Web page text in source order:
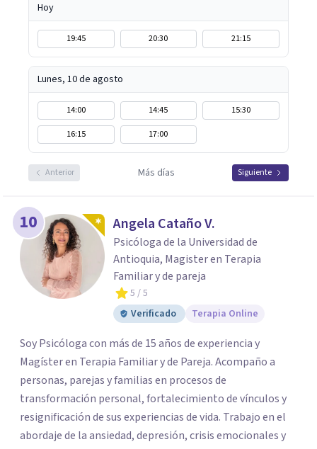
Hoy
19:45 20:30 21:15
Lunes, 10 de agosto
14:00 14:45
15:30
16:15
17:00
Anterior Más días Siguiente
10 Angela Cataño V.
Psicóloga de la Universidad de
Antioquia, Magister en Terapia
Familiar y de pareja
5 / 5
Verificado
Terapia Online
Soy Psicóloga con más de 15 años de experiencia y
Magíster en Terapia Familiar y de Pareja. Acompaño a
personas, parejas y familias en procesos de
transformación personal, fortalecimiento de vínculos y
resignificación de sus experiencias de vida. Trabajo en el
abordaje de la ansiedad, depresión, crisis emocionales y